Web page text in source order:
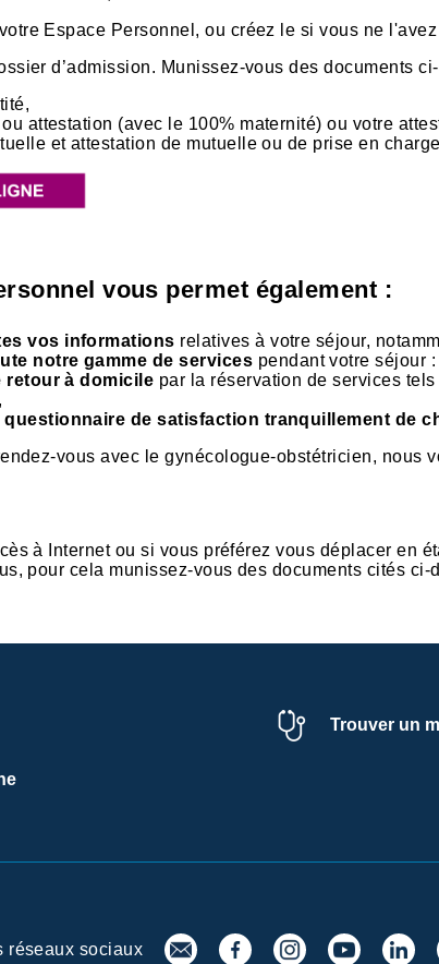
Espace Personnel, ou créez le si vous ne
d’admission. Munissez-vous des documents
attestation (avec le 100% maternité) ou votre
et attestation de mutuelle ou de prise en
vous permet également :
vos informations relatives à votre séjour,
notre gamme de services pendant votre séjour
retour à domicile par la réservation de services
questionnaire de satisfaction tranquillement de
vous avec le gynécologue-obstétricien,
à Internet ou si vous préférez vous déplacer en
pour cela munissez-vous des documents cités ci-
Trouver un
réseaux sociaux